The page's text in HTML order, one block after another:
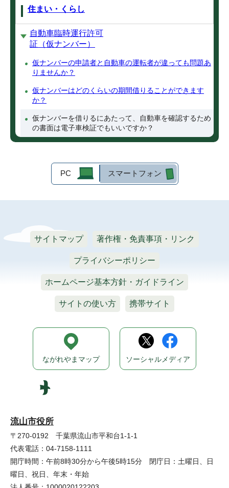
住まい・くらし
自動車臨時運行許可
証（仮ナンバー）
仮ナンバーの申請者と自動車の運転者が違っても問題あ
りませんか？
仮ナンバーはどのくらいの期間借りることができます
か？
仮ナンバーを借りるにあたって、自動車を確認するため
の書面は電子車検証でもいいですか？
PC スマートフォン
サイトマップ 著作権・免責事項・リンク
プライバシーポリシー
ホームページ基本方針・ガイドライン
サイトの使い方 携帯サイト
流山市役所
〒270-0192 千葉県流山市平和台1-1-1
代表電話：04-7158-1111
開庁時間：午前8時30分から午後5時15分 閉庁日：土曜日、日
曜日、祝日、年末・年始
ながれやまマップ ソーシャルメディア